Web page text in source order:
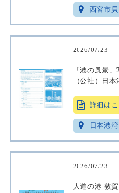
西宮市
2026/07/23
「港の風景
（公社）日
詳細は
日本港
2026/07/23
人道の港 敦